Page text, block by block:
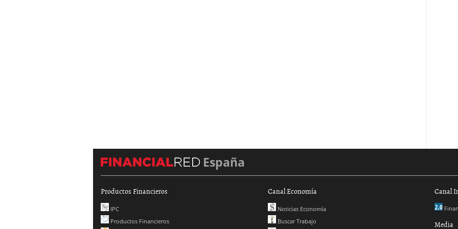
España
Productos Financieros
IPC
Productos Financieros
Canal Economía
Noticias Economía
Buscar Trabajo
Canal
Media